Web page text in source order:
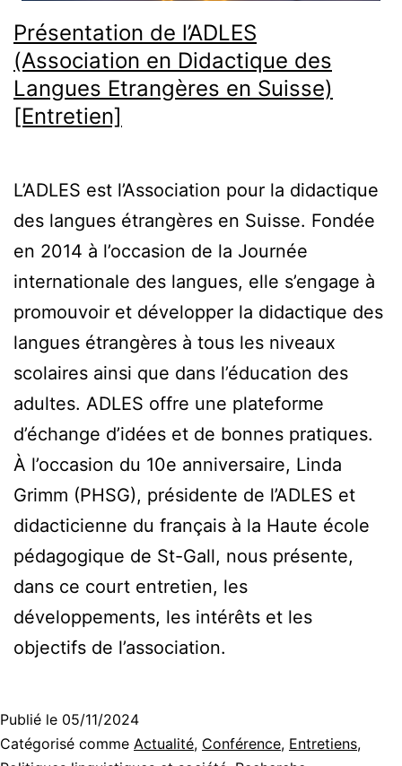
Présentation de l’ADLES
(Association en Didactique des
Langues Etrangères en Suisse)
[Entretien]
L’ADLES est l’Association pour la didactique
des langues étrangères en Suisse. Fondée
en 2014 à l’occasion de la Journée
internationale des langues, elle s’engage à
promouvoir et développer la didactique des
langues étrangères à tous les niveaux
scolaires ainsi que dans l’éducation des
adultes. ADLES offre une plateforme
d’échange d’idées et de bonnes pratiques.
À l’occasion du 10e anniversaire, Linda
Grimm (PHSG), présidente de l’ADLES et
didacticienne du français à la Haute école
pédagogique de St-Gall, nous présente,
dans ce court entretien, les
développements, les intérêts et les
objectifs de l’association.
Publié le 05/11/2024
Catégorisé comme Actualité, Conférence, Entretiens,